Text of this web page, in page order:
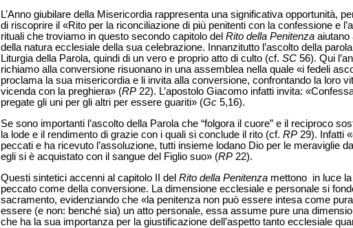
L’Anno giubilare della Misericordia rappresenta una significativa opportunità,
di riscoprire il «Rito per la riconciliazione di più penitenti con la confessione e
rituali che troviamo in questo secondo capitolo del Rito della Penitenza aiutano
della natura ecclesiale della sua celebrazione. Innanzitutto l’ascolto della
Liturgia della Parola, quindi di un vero e proprio atto di culto (cf. SC 56). Qui
richiamo alla conversione risuonano in una assemblea nella quale «i fedeli
proclama la sua misericordia e li invita alla conversione, confrontando la loro
vicenda con la preghiera» (RP 22). L’apostolo Giacomo infatti invita:
pregate gli uni per gli altri per essere guariti» (Gc 5,16).
Se sono importanti l’ascolto della Parola che “folgora il cuore” e il reciproco
la lode e il rendimento di grazie con i quali si conclude il rito (cf. RP 29). Infatti
peccati e ha ricevuto l’assoluzione, tutti insieme lodano Dio per le meraviglie
egli si è acquistato con il sangue del Figlio suo» (RP 22).
Questi sintetici accenni al capitolo II del Rito della Penitenza mettono in luce
peccato come della conversione. La dimensione ecclesiale e personale si
sacramento, evidenziando che «la penitenza non può essere intesa come
essere (e non: benché sia) un atto personale, essa assume pure una
che ha la sua importanza per la giustificazione dell’aspetto tanto ecclesiale